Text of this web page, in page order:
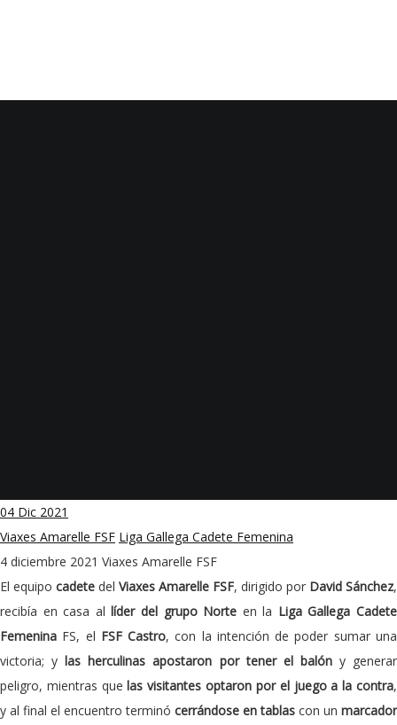
04 Dic 2021
Viaxes Amarelle FSF Liga Gallega Cadete Femenina
4 diciembre 2021 Viaxes Amarelle FSF
El equipo cadete del Viaxes Amarelle FSF, dirigido por David Sánchez,
recibía en casa allíder del grupo Norte en la Liga Gallega Cadete
Femenina FS, el FSF Castro, con la intención de poder sumar una
victoria; ylas herculinas apostaron por tener el balóny generar
peligro, mientras quelas visitantes optaron por el juego a la contra,
y al final el encuentro terminó cerrándose en tablas con un marcador